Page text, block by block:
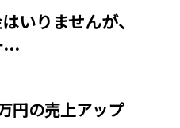
いりませんが、
…
円の売上アップ